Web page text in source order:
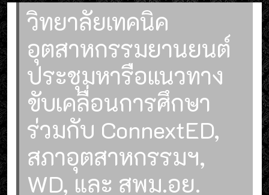
วิทยาลัยเทคนิค
อุตสาหกรรมยานยนต์
ประชุมหารือแนวทาง
ขับเคลื่อนการศึกษา
ร่วมกับ ConnextED,
สภาอุตสาหกรรมฯ,
WD, และ สพม.อย.